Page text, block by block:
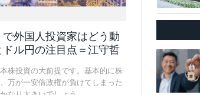
で外国人投資家はどう動
ドル円の注目点＝江守哲
株投資の大前提です。基本的に株
万が一安倍政権が負けてしまった